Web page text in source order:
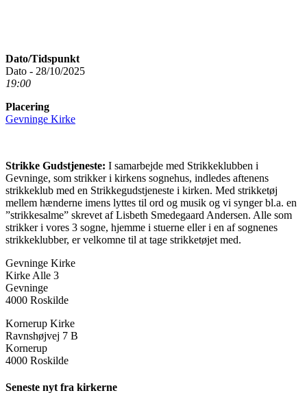
Dato/Tidspunkt
Dato - 28/10/2025
19:00
Placering
Gevninge Kirke
Strikke Gudstjeneste: I samarbejde med Strikkeklubben i
Gevninge, som strikker i kirkens sognehus, indledes aftenens
strikkeklub med en Strikkegudstjeneste i kirken. Med strikketøj
mellem hænderne imens lyttes til ord og musik og vi synger bl.a. en
”strikkesalme” skrevet af Lisbeth Smedegaard Andersen. Alle som
strikker i vores 3 sogne, hjemme i stuerne eller i en af sognenes
strikkeklubber, er velkomne til at tage strikketøjet med.
Gevninge Kirke
Kirke Alle 3
Gevninge
4000 Roskilde
Kornerup Kirke
Ravnshøjvej 7 B
Kornerup
4000 Roskilde
Seneste nyt fra kirkerne